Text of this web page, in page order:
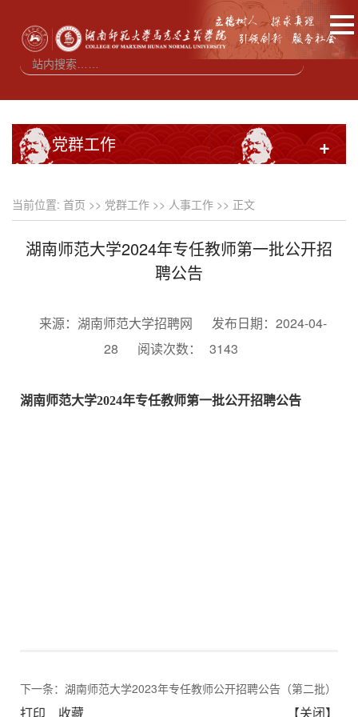
党群工作 +
当前位置: 首页 >> 党群工作 >> 人事工作 >> 正文
湖南师范大学2024年专任教师第一批公开招
聘公告
来源：湖南师范大学招聘网
发布日期：2024-04-
28
阅读次数： 3143
湖南师范大学2024年专任教师第一批公开招聘公告
下一条：湖南师范大学2023年专任教师公开招聘公告（第二批）
【关闭】
打印 收藏